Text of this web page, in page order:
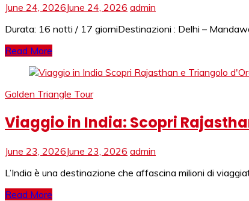
June 24, 2026June 24, 2026 admin
Durata: 16 notti / 17 giorniDestinazioni : Delhi –
Read More
Golden Triangle Tour
Viaggio in India: Scopri
June 23, 2026June 23, 2026 admin
L’India è una destinazione che affascina milioni di
Read More